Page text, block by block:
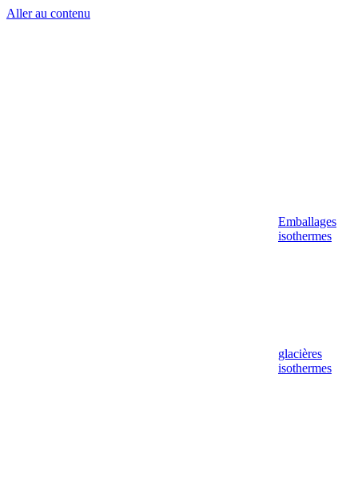
Aller au contenu
Emballages
isothermes
glacières
isothermes